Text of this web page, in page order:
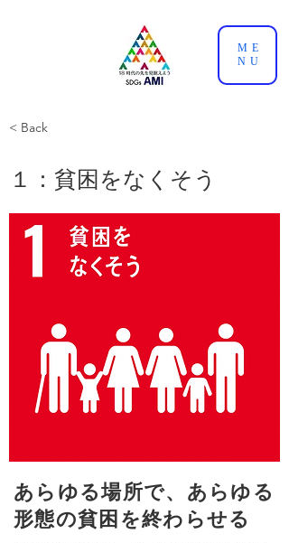
ME
NU
< Back
１：貧困をなくそう
あらゆる場所で、あらゆる
形態の貧困を終わらせる